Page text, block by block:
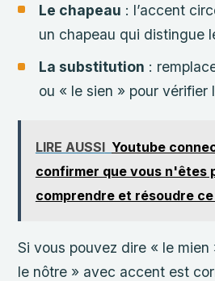
Le chapeau : l’accent
un chapeau qui distingue
La substitution :
ou « le sien » pour vérifier
LIRE AUSSI Youtube
confirmer que vous n'êtes
comprendre et résoudre
Si vous pouvez dire « le
le nôtre » avec accent est